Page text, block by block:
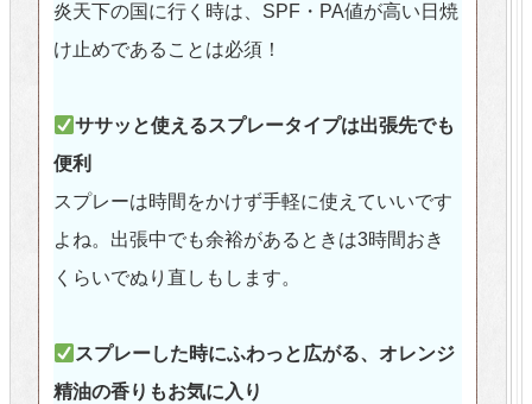
炎天下の国に行く時は、SPF・PA値が高い日焼
け止めであることは必須！
ササッと使えるスプレータイプは出張先でも
便利
スプレーは時間をかけず手軽に使えていいです
よね。出張中でも余裕があるときは3時間おき
くらいでぬり直しもします。
スプレーした時にふわっと広がる、オレンジ
精油の香りもお気に入り